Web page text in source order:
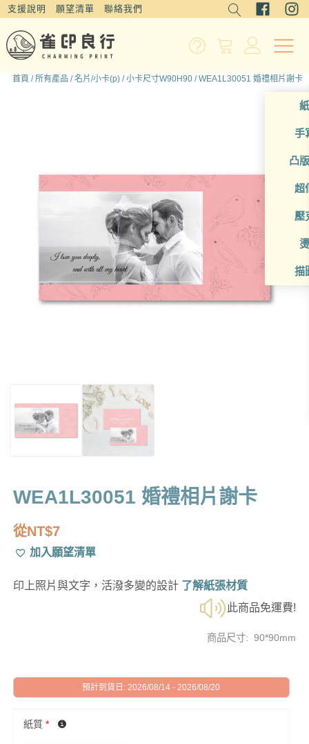
支援說明 願望清單 聯絡我們
手
凸
超
壓
描
首頁 /所有產品 /名片/小卡(p) /小卡尺寸W90H90 / WEA1L30051 婚禮相片謝卡
WEA1L30051 婚禮相片謝卡
從NT$7
加入願望清單
印上照片與文字，活潑多變的設計 了解紙張材質
此商品免運費!
商品尺寸: 90*90mm
預計到貨日: 2026/08/14 - 2026/08/20
紙質 *